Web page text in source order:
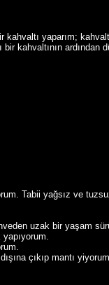
kahvaltı yaparım;
kahvaltının ardından
Tabii yağsız ve
uzak bir yaşam
çıkıp mantı